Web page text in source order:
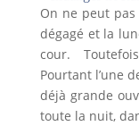
On ne peut
dégagé et la
cour.
Pourtant l’une
déjà grande
toute la nuit,